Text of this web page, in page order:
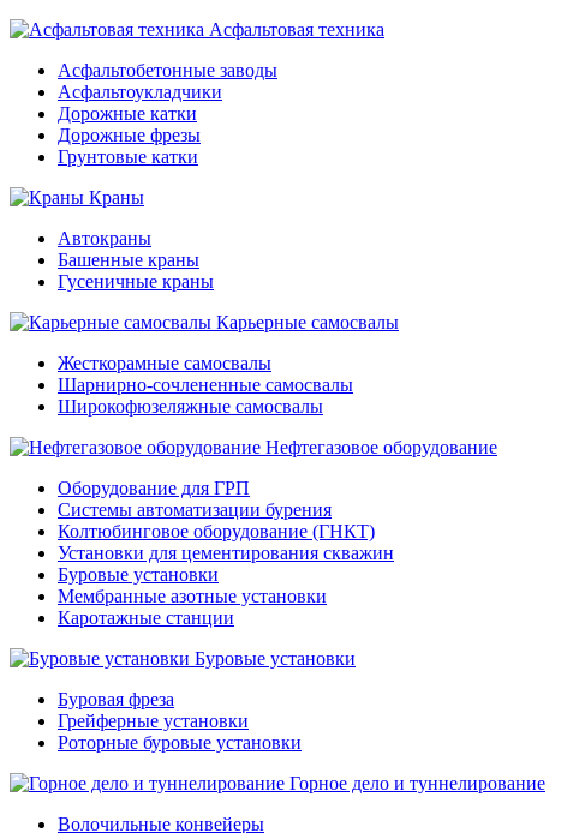
Асфальтовая техника
Асфальтобетонные заводы
Асфальтоукладчики
Дорожные катки
Дорожные фрезы
Грунтовые катки
Краны
Автокраны
Башенные краны
Гусеничные краны
Карьерные самосвалы
Жесткорамные самосвалы
Шарнирно-сочлененные самосвалы
Широкофюзеляжные самосвалы
Нефтегазовое оборудование
Оборудование для ГРП
Системы автоматизации бурения
Колтюбинговое оборудование (ГНКТ)
Установки для цементирования скважин
Буровые установки
Мембранные азотные установки
Каротажные станции
Буровые установки
Буровая фреза
Грейферные установки
Роторные буровые установки
Горное дело и туннелирование
Волочильные конвейеры